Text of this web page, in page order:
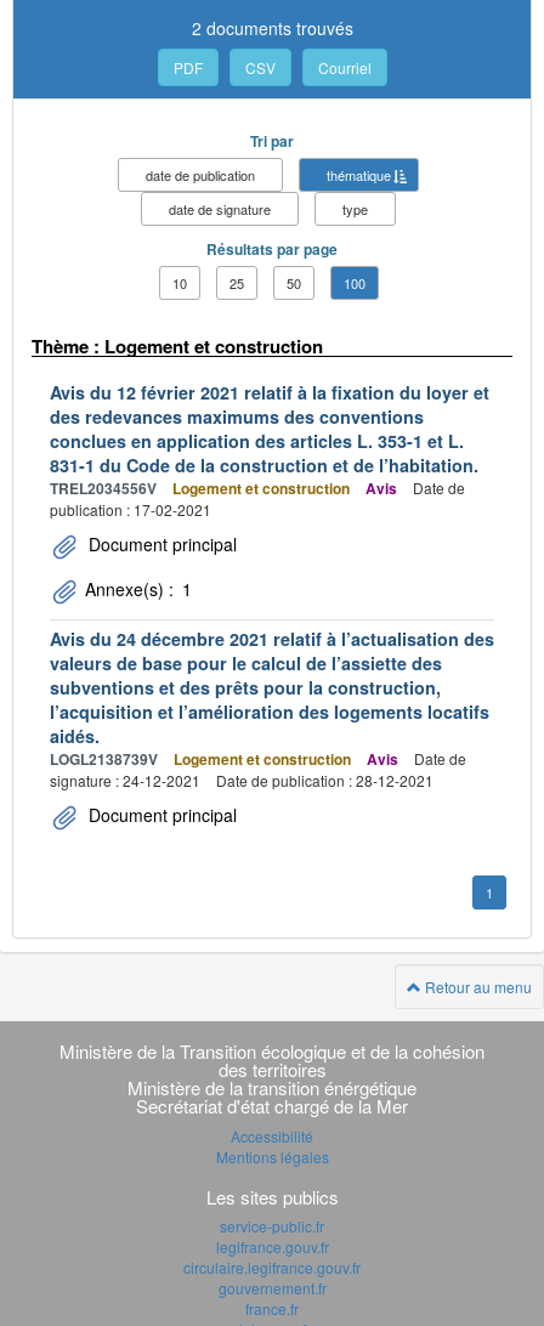
2 documents trouvés
PDF CSV Courriel
Tri par
date de publication
thématique
date de signature
type
Résultats par page
10 25 50 100
Thème : Logement et construction
Avis du 12 février 2021 relatif à la fixation du loyer et
des redevances maximums des conventions
conclues en application des articles L. 353-1 et L.
831-1 du Code de la construction et de l’habitation.
TREL2034556V Logement et construction Avis
Date de
publication : 17-02-2021
Document principal
Annexe(s) : 1
Avis du 24 décembre 2021 relatif à l’actualisation des
valeurs de base pour le calcul de l’assiette des
subventions et des prêts pour la construction,
l’acquisition et l’amélioration des logements locatifs
aidés.
LOGL2138739V Logement et construction Avis
Date de
signature : 24-12-2021
Date de publication : 28-12-2021
Document principal
1
Retour au menu
Navigation
transverse
Ministère de la Transition écologique et de la cohésion
des territoires
Ministère de la transition énérgétique
Secrétariat d'état chargé de la Mer
Accessibilité
Mentions légales
Les sites publics
service-public.fr
legifrance.gouv.fr
circulaire.legifrance.gouv.fr
gouvernement.fr
france.fr